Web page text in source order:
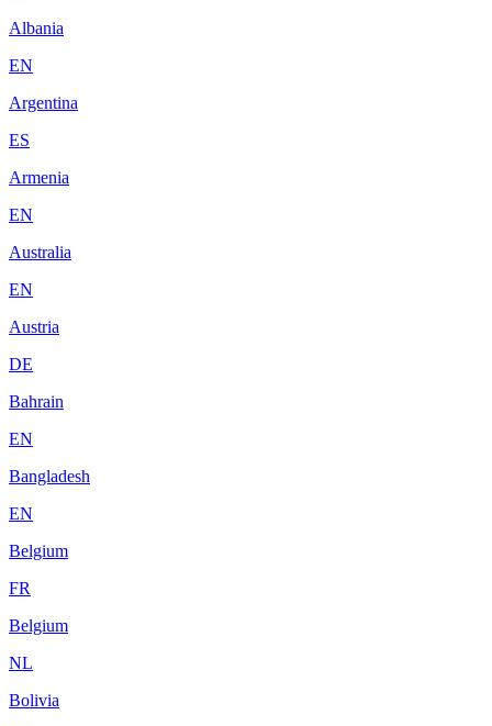
Albania
EN
Argentina
ES
Armenia
EN
Australia
EN
Austria
DE
Bahrain
EN
Bangladesh
EN
Belgium
FR
Belgium
NL
Bolivia